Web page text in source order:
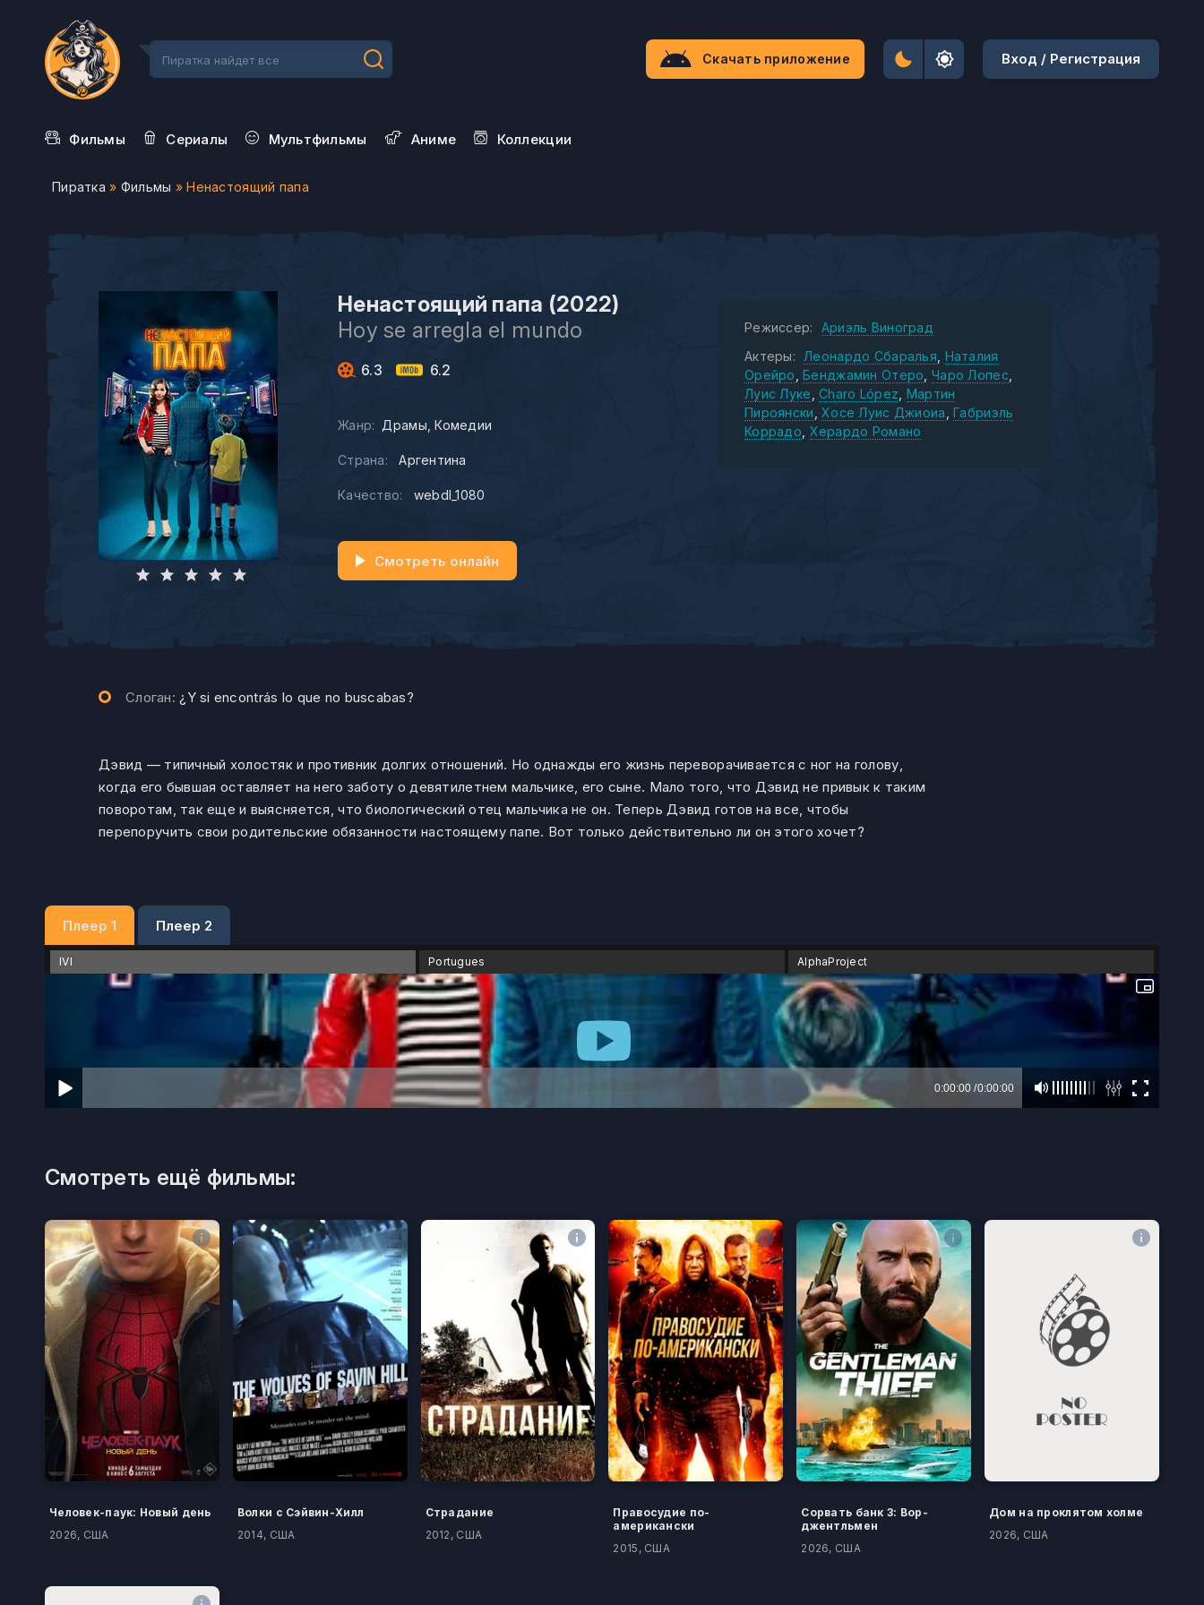
Скачать приложение Вход / Регистрация
Фильмы Сериалы Мультфильмы Aниме Коллекции
Пиратка » Фильмы » Ненастоящий папа
Ненастоящий папа (2022)
Hoy se arregla el mundo
6.3 6.2
Жанр: Драмы Комедии
Страна: Аргентина
Качество: webdl_1080
Смотреть онлайн
Режиссер:
Ариэль Виноград
Актеры:
Леонардо Сбаралья Наталия
Орейро
Бенджамин Отеро Чаро Лопес
Луис Луке Charo López Мартин
Пироянски Хосе Луис Джиоиа Габриэль
Коррадо Херардо Романо
Слоган: ¿Y si encontrás lo que no buscabas?
Дэвид — типичный холостяк и противник долгих отношений. Но однажды его жизнь переворачивается с ног на голову,
когда его бывшая оставляет на него заботу о девятилетнем мальчике, его сыне. Мало того, что Дэвид не привык к таким
поворотам, так еще и выясняется, что биологический отец мальчика не он. Теперь Дэвид готов на все, чтобы
перепоручить свои родительские обязанности настоящему папе. Вот только действительно ли он этого хочет?
Плеер 1 Плеер 2
IVI Portugues AlphaProject
Смотреть ещё фильмы:
Человек-паук: Новый день
2026, США
Волки с Сэйвин-Хилл
2014, США
Страдание
2012, США
Правосудие по-
американски
2015, США
Сорвать банк 3: Вор-
джентльмен
2026, США
Дом на проклятом холме
2026, США